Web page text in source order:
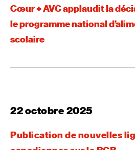
Cœur + AVC applaudit la
le programme national
scolaire
22 octobre 2025
Publication de nouvelles